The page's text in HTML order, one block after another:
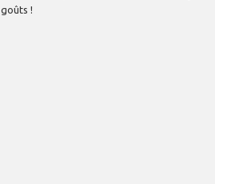
goûts !